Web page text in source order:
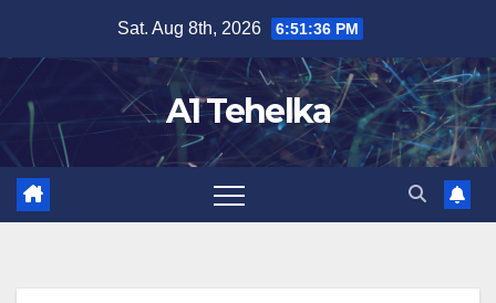
content
Sat. Aug 8th, 2026 6:51:36 PM
A1 Tehelka